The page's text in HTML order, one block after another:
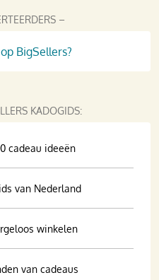
–
KADOGIDS:
cadeau ideeën
van Nederland
winkelen
van cadeaus